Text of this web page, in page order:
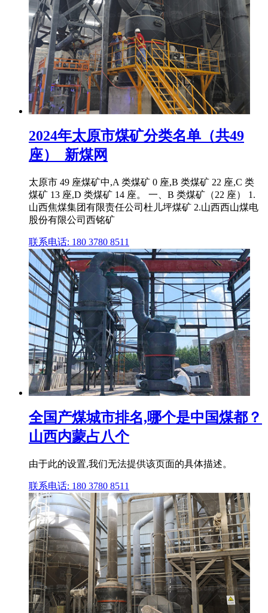
2024年太原市煤矿分类名单（共49
座）_新煤网
太原市 49 座煤矿中,A 类煤矿 0 座,B 类煤矿 22 座,C 类
煤矿 13 座,D 类煤矿 14 座。 一、B 类煤矿（22 座） 1.
山西焦煤集团有限责任公司杜儿坪煤矿 2.山西西山煤电
股份有限公司西铭矿
联系电话: 180 3780 8511
全国产煤城市排名,哪个是中国煤都？
山西内蒙占八个
由于此的设置,我们无法提供该页面的具体描述。
联系电话: 180 3780 8511